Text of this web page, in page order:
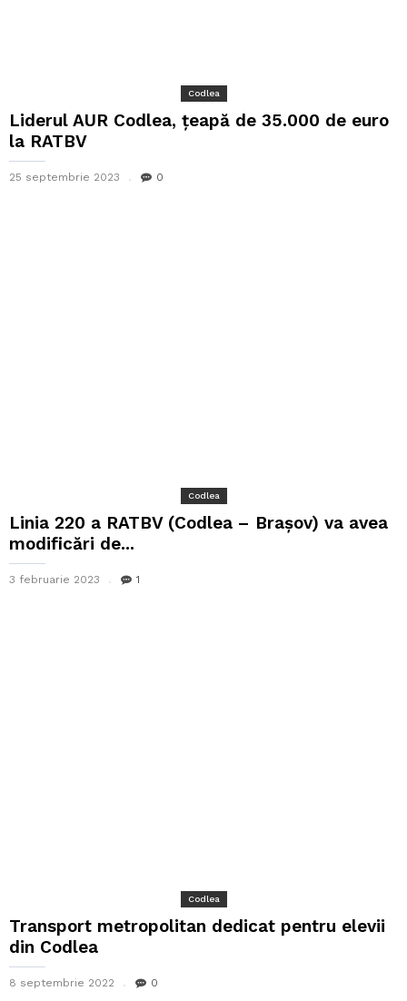
Codlea
Liderul AUR Codlea, țeapă de 35.000 de euro
la RATBV
25 septembrie 2023 0
Codlea
Linia 220 a RATBV (Codlea – Brașov) va avea
modificări de...
3 februarie 2023 1
Codlea
Transport metropolitan dedicat pentru elevii
din Codlea
8 septembrie 2022 0